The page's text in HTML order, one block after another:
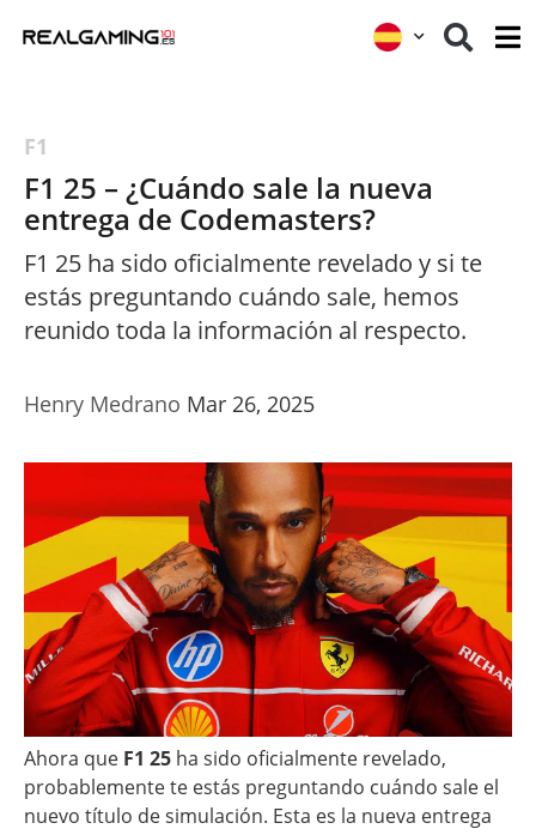
F1
F1 25 – ¿Cuándo sale la nueva
entrega de Codemasters?
F1 25 ha sido oficialmente revelado y si te
estás preguntando cuándo sale, hemos
reunido toda la información al respecto.
Henry Medrano Mar 26, 2025
Ahora que F1 25 ha sido oficialmente revelado,
probablemente te estás preguntando cuándo sale el
nuevo título de simulación. Esta es la nueva entrega